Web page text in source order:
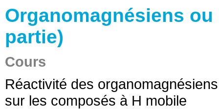
Organomagnésiens
partie)
Cours
Réactivité des
sur les composés à H mobile